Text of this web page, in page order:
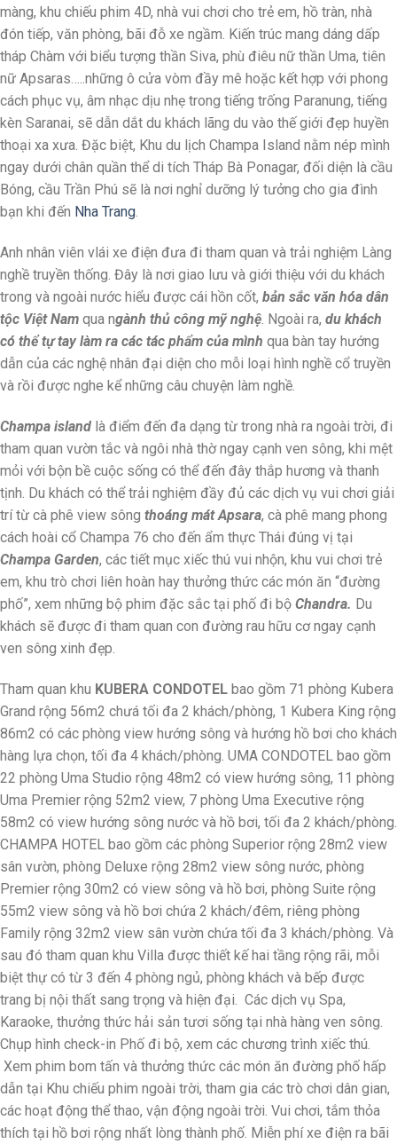
màng, khu chiếu phim 4D, nhà vui chơi cho trẻ em, hồ tràn, nhà
đón tiếp, văn phòng, bãi đỗ xe ngầm. Kiến trúc mang dáng dấp
tháp Chàm với biểu tượng thần Siva, phù điêu nữ thần Uma, tiên
nữ Apsaras…..những ô cửa vòm đầy mê hoặc kết hợp với phong
cách phục vụ, âm nhạc dịu nhẹ trong tiếng trống Paranung, tiếng
kèn Saranai, sẽ dẫn dắt du khách lãng du vào thế giới đẹp huyền
thoại xa xưa. Đặc biệt, Khu du lịch Champa Island nằm nép mình
ngay dưới chân quần thể di tích Tháp Bà Ponagar, đối diện là cầu
Bóng, cầu Trần Phú sẽ là nơi nghỉ dưỡng lý tưởng cho gia đình
bạn khi đến Nha Trang.
Anh nhân viên vlái xe điện đưa đi tham quan và trải nghiệm Làng
nghề truyền thống. Đây là nơi giao lưu và giới thiệu với du khách
trong và ngoài nước hiểu được cái hồn cốt, bản sắc văn hóa dân
tộc Việt Nam qua ngành thủ công mỹ nghệ. Ngoài ra, du khách
có thể tự tay làm ra các tác phẩm của mình qua bàn tay hướng
dẫn của các nghệ nhân đại diện cho mỗi loại hình nghề cổ truyền
và rồi được nghe kể những câu chuyện làm nghề.
Champa island là điểm đến đa dạng từ trong nhà ra ngoài trời, đi
tham quan vườn tắc và ngôi nhà thờ ngay cạnh ven sông, khi mệt
mỏi với bộn bề cuộc sống có thể đến đây thắp hương và thanh
tịnh. Du khách có thể trải nghiệm đầy đủ các dịch vụ vui chơi giải
trí từ cà phê view sông thoáng mát Apsara, cà phê mang phong
cách hoài cổ Champa 76 cho đến ẩm thực Thái đúng vị tại
Champa Garden, các tiết mục xiếc thú vui nhộn, khu vui chơi trẻ
em, khu trò chơi liên hoàn hay thưởng thức các món ăn “đường
phố”, xem những bộ phim đặc sắc tại phố đi bộ Chandra. Du
khách sẽ được đi tham quan con đường rau hữu cơ ngay cạnh
ven sông xinh đẹp.
Tham quan khu KUBERA CONDOTEL bao gồm 71 phòng Kubera
Grand rộng 56m2 chưá tối đa 2 khách/phòng, 1 Kubera King rộng
86m2 có các phòng view hướng sông và hướng hồ bơi cho khách
hàng lựa chọn, tối đa 4 khách/phòng. UMA CONDOTEL bao gồm
22 phòng Uma Studio rộng 48m2 có view hướng sông, 11 phòng
Uma Premier rộng 52m2 view, 7 phòng Uma Executive rộng
58m2 có view hướng sông nước và hồ bơi, tối đa 2 khách/phòng.
CHAMPA HOTEL bao gồm các phòng Superior rộng 28m2 view
sân vườn, phòng Deluxe rộng 28m2 view sông nước, phòng
Premier rộng 30m2 có view sông và hồ bơi, phòng Suite rộng
55m2 view sông và hồ bơi chứa 2 khách/đêm, riêng phòng
Family rộng 32m2 view sân vườn chứa tối đa 3 khách/phòng. Và
sau đó tham quan khu Villa được thiết kế hai tầng rộng rãi, mỗi
biệt thự có từ 3 đến 4 phòng ngủ, phòng khách và bếp được
trang bị nội thất sang trọng và hiện đại. Các dịch vụ Spa,
Karaoke, thưởng thức hải sản tươi sống tại nhà hàng ven sông.
Chụp hình check-in Phố đi bộ, xem các chương trình xiếc thú.
Xem phim bom tấn và thưởng thức các món ăn đường phố hấp
dẫn tại Khu chiếu phim ngoài trời, tham gia các trò chơi dân gian,
các hoạt động thể thao, vận động ngoài trời. Vui chơi, tắm thỏa
thích tại hồ bơi rộng nhất lòng thành phố. Miễn phí xe điện ra bãi